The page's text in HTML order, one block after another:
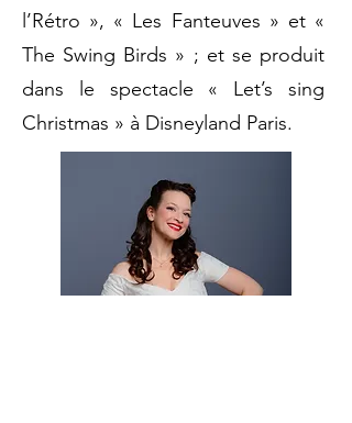
l’Rétro », « Les Fanteuves » et «
The Swing Birds » ; et se produit
dans le spectacle « Let’s sing
Christmas » à Disneyland Paris.